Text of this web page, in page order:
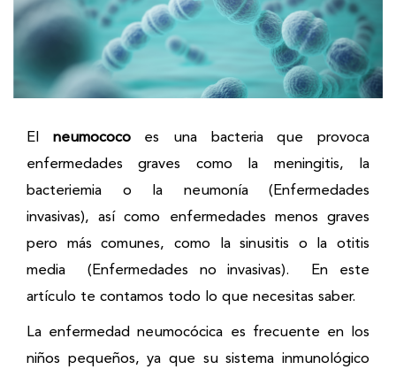
El neumococoes una bacteria que provoca
enfermedades graves como la meningitis, la
bacteriemia o la neumonía (Enfermedades
invasivas), así como enfermedades menos graves
pero más comunes, como la sinusitis o la otitis
media (Enfermedades no invasivas). En este
artículo te contamos todo lo que necesitas saber.
La enfermedad neumocócica es frecuente en los
niños pequeños, ya que su sistema inmunológico